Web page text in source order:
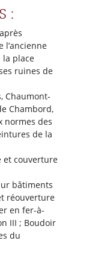
:
l’ancienne
la place
ruines de
Chaumont-
Chambord,
normes des
de la
et couverture
bâtiments
réouverture
en fer-à-
III ; Boudoir
du